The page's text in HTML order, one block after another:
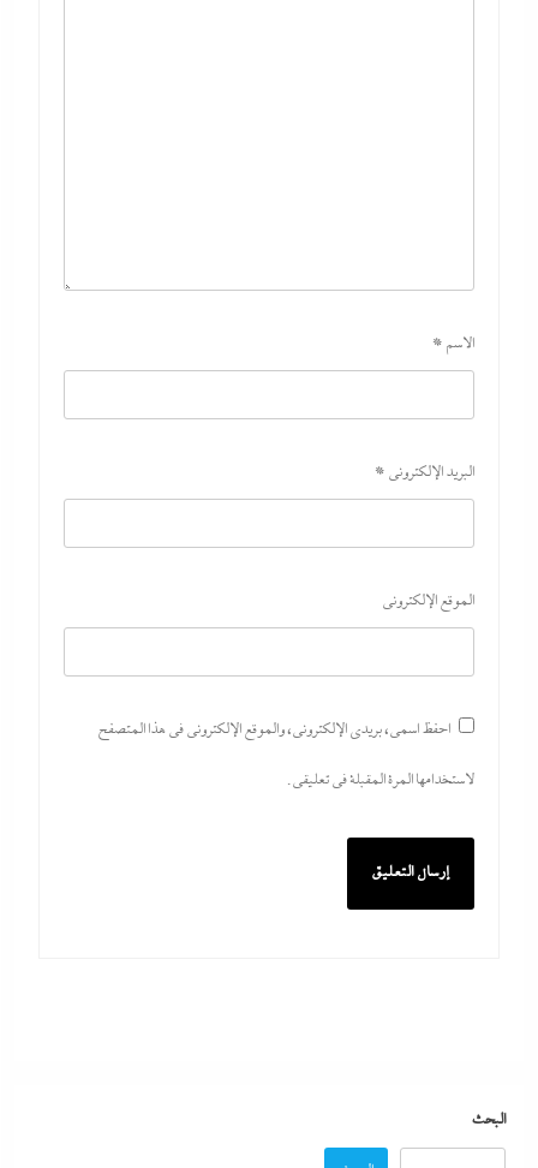
الاسم *
البريد الإلكتروني *
الموقع الإلكتروني
احفظ اسمي، بريدي الإلكتروني، والموقع الإلكتروني في هذا المتصفح
لاستخدامها المرة المقبلة في تعليقي.
البحث
شهادة تجميل لفشل عبداللطيف؟